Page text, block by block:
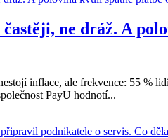
ne dráž. A
inflace, ale frekvence: 55 %
PayU hodnotí...